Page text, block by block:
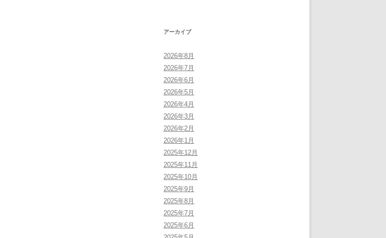
アーカイブ
2026年8月
2026年7月
2026年6月
2026年5月
2026年4月
2026年3月
2026年2月
2026年1月
2025年12月
2025年11月
2025年10月
2025年9月
2025年8月
2025年7月
2025年6月